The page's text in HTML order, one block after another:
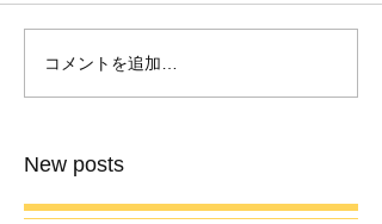
本日、coucou「Colorful」
配信リリース！！
コメントを追加…
New posts